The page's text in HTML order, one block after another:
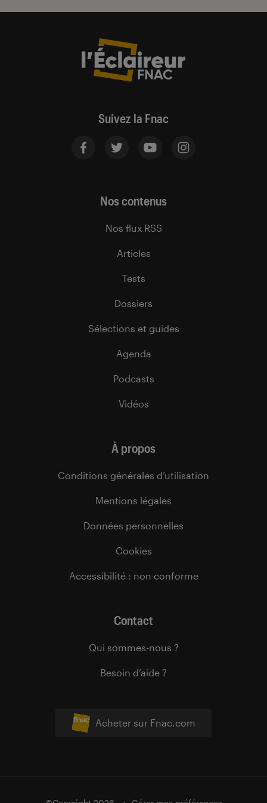
Suivez la Fnac
Acheter sur Fnac.com
Nos contenus
Nos flux RSS
Articles
Tests
Dossiers
Sélections et guides
Agenda
Podcasts
Vidéos
À propos
Conditions générales d’utilisation
Mentions légales
Données personnelles
Cookies
Accessibilité : non conforme
Contact
Qui sommes-nous ?
Besoin d’aide ?